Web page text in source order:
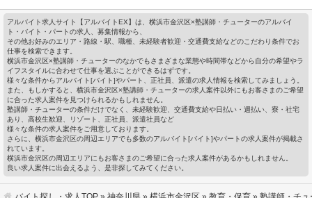
アルバイト求人サイト【アルバイトEX】は、横浜市金沢区×塾講師・チューターのアルバイ
ト・バイト・パートの求人、募集情報から、
その他お好みのエリア・路線・駅、職種、未経験者歓迎・交通費支給などのこだわり条件でお
仕事を検索できます。
横浜市金沢区×塾講師・チューターのなかでもさまざまな業態や時間帯などから自分の希望やラ
イフスタイルに合わせて仕事を選ぶことができるはずです。
様々な条件からアルバイト[バイト]やパート、正社員、派遣の求人情報を検索してみましょう。
また、もしかすると、横浜市金沢区×塾講師・チューターの求人案件以外にもお客さまのご希望
に合った求人案件を見つけられるかもしれません。
塾講師・チューターの条件だけでなく、未経験歓迎、交通費支給や日払い・週払い、寮・社宅
あり、高校生歓迎、リゾート、正社員、派遣社員など
様々な条件の求人案件をご用意しております。
さらに、横浜市金沢区の周辺エリアでも多数のアルバイト[バイト]やパートの求人案件が掲載さ
れています。
横浜市金沢区の周辺エリアにもお客さまのご希望に合った求人案件があるかもしれません。
良い求人案件に出会えるよう、是非探してみてください。